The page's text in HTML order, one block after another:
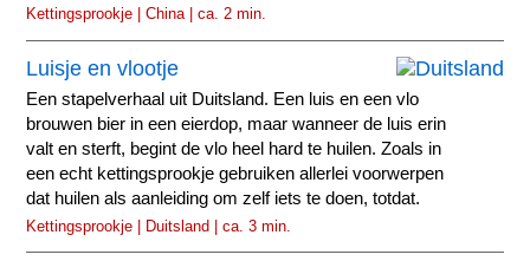
Kettingsprookje | China | ca. 2 min.
Luisje en vlootje
Een stapelverhaal uit Duitsland. Een luis en een vlo
brouwen bier in een eierdop, maar wanneer de luis erin
valt en sterft, begint de vlo heel hard te huilen. Zoals in
een echt kettingsprookje gebruiken allerlei voorwerpen
dat huilen als aanleiding om zelf iets te doen, totdat.
Kettingsprookje | Duitsland | ca. 3 min.